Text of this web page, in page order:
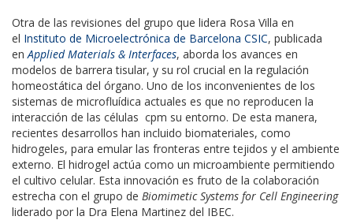
Otra de las revisiones del grupo que lidera Rosa Villa en
el Instituto de Microelectrónica de Barcelona CSIC, publicada
enApplied Materials & Interfaces, aborda los avances en
modelos de barrera tisular, y su rol crucial en la regulación
homeostática del órgano. Uno de los inconvenientes de los
sistemas de microfluídica actuales es que no reproducen la
interacción de las células cpm su entorno. De esta manera,
recientes desarrollos han incluido biomateriales, como
hidrogeles, para emular las fronteras entre tejidos y el ambiente
externo. El hidrogel actúa como un microambiente permitiendo
el cultivo celular. Esta innovación es fruto de la colaboración
estrecha con el grupo de Biomimetic Systems for Cell Engineering
liderado por la Dra Elena Martinez del IBEC.